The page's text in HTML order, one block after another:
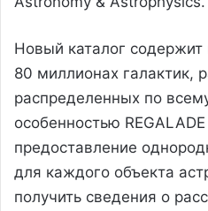
Новый каталог
80 миллионах галактик,
распределенных по
особенностью
предоставление
для каждого объекта
получить сведения о